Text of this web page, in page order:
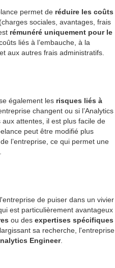
permet de réduire les coûts
sociales, avantages, frais
rémunéré uniquement pour le
liés à l’embauche, à la
aux autres frais administratifs.
également les risques liés à
changent ou si l’Analytics
attentes, il est plus facile de
peut être modifié plus
l’entreprise, ce qui permet une
de puiser dans un vivier
est particulièrement avantageux
ou des expertises spécifiques
sa recherche, l'entreprise
Engineer.